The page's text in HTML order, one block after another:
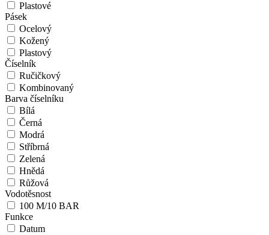
Plastové
Pásek
Ocelový
Kožený
Plastový
Číselník
Ručičkový
Kombinovaný
Barva číselníku
Bílá
Černá
Modrá
Stříbrná
Zelená
Hnědá
Růžová
Vodotěsnost
100 M/10 BAR
Funkce
Datum